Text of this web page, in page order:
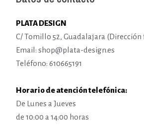
PLATA DESIGN
C/ Tomillo 52, Guadalajara (Dirección
Email: shop@plata-design.es
Teléfono: 610665191
Horario de atención telefónica:
De Lunes a Jueves
de 10:00 a 14:00 horas